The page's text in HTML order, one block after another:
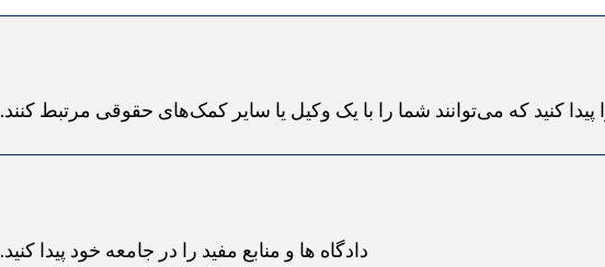
کنید که می‌توانند شما را با یک وکیل یا سایر کمک‌های حقوقی مرتبط کنند.
دادگاه ها و منابع مفید را در جامعه خود پیدا کنید.